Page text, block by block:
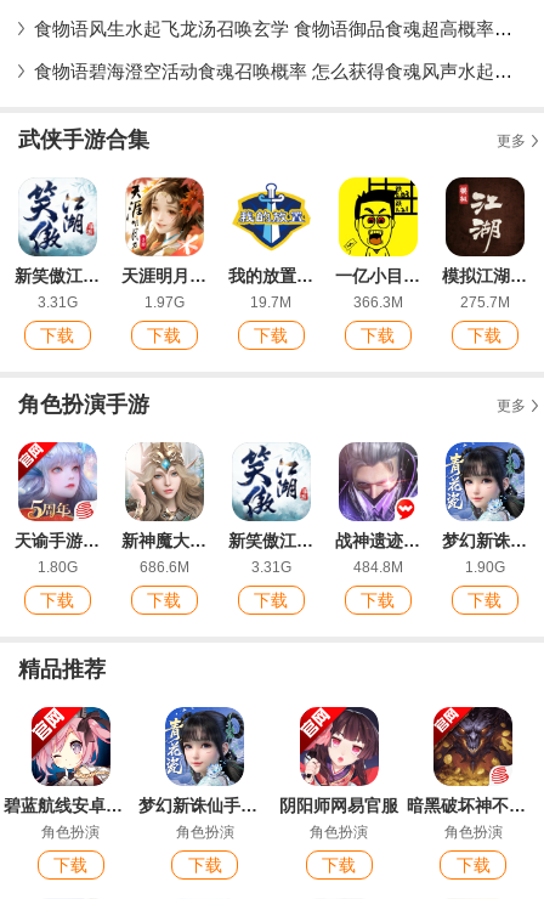
食物语风生水起飞龙汤召唤玄学 食物语御品食魂超高概率玄学召唤
食物语碧海澄空活动食魂召唤概率 怎么获得食魂风声水起及飞龙汤
武侠手游合集 更多
新笑傲江湖手游IOS福利版
3.31G
下载
天涯明月刀手游最新版
1.97G
下载
我的放置mud官方版
19.7M
下载
一亿小目标IOS版
366.3M
下载
模拟江湖测试版
275.7M
下载
角色扮演手游 更多
天谕手游网易版官方版
1.80G
下载
新神魔大陆九游版
686.6M
下载
新笑傲江湖手游IOS福利版
3.31G
下载
战神遗迹ios版
484.8M
下载
梦幻新诛仙手游官方版
1.90G
下载
精品推荐
碧蓝航线安卓官服
角色扮演
下载
梦幻新诛仙手游官方版
角色扮演
下载
阴阳师网易官服
角色扮演
下载
暗黑破坏神不朽手游官方版
角色扮演
下载